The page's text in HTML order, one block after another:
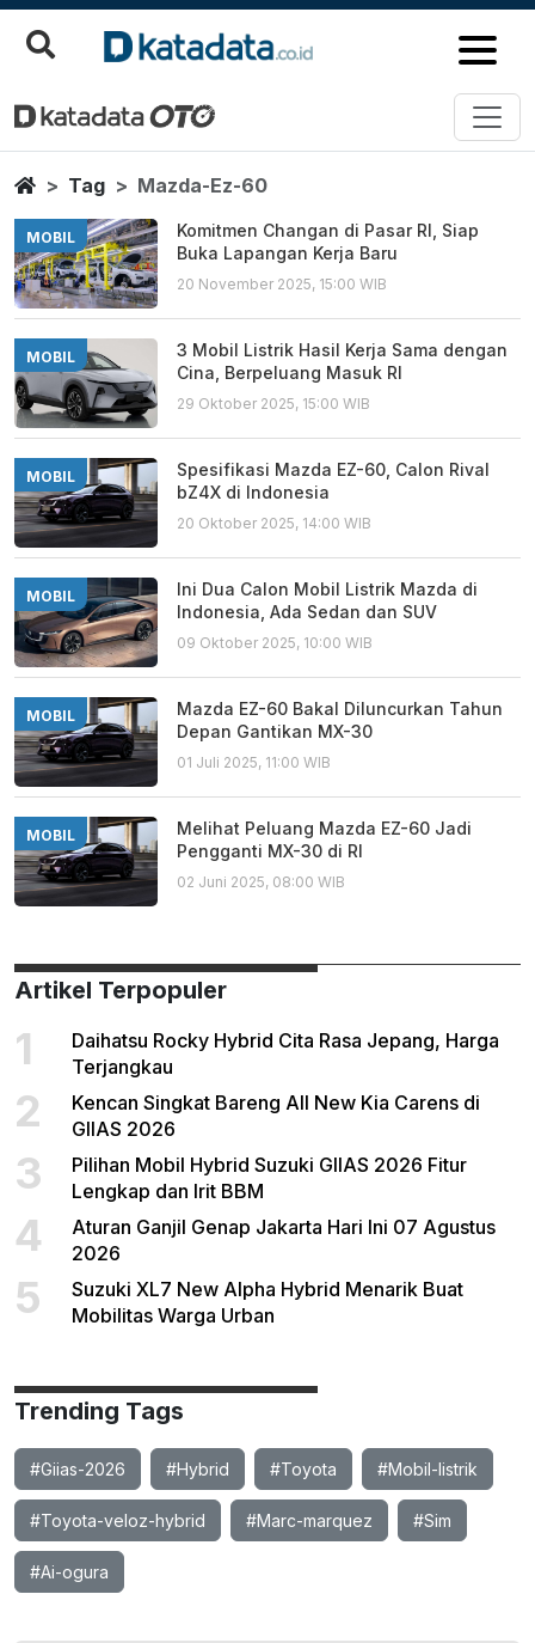
Mazda Ez 60
Berita Terbaru
HomeTag Mazda-Ez-60
MOBIL
Komitmen Changan di Pasar RI, Siap
Buka Lapangan Kerja Baru
20 November 2025, 15:00 WIB
MOBIL
3 Mobil Listrik Hasil Kerja Sama dengan
Cina, Berpeluang Masuk RI
29 Oktober 2025, 15:00 WIB
MOBIL
Spesifikasi Mazda EZ-60, Calon Rival
bZ4X di Indonesia
20 Oktober 2025, 14:00 WIB
MOBIL
Ini Dua Calon Mobil Listrik Mazda di
Indonesia, Ada Sedan dan SUV
09 Oktober 2025, 10:00 WIB
MOBIL
Mazda EZ-60 Bakal Diluncurkan Tahun
Depan Gantikan MX-30
01 Juli 2025, 11:00 WIB
MOBIL
Melihat Peluang Mazda EZ-60 Jadi
Pengganti MX-30 di RI
02 Juni 2025, 08:00 WIB
Artikel Terpopuler
1
Daihatsu Rocky Hybrid Cita Rasa Jepang, Harga
Terjangkau
2
Kencan Singkat Bareng All New Kia Carens di
GIIAS 2026
3
Pilihan Mobil Hybrid Suzuki GIIAS 2026 Fitur
Lengkap dan Irit BBM
4
Aturan Ganjil Genap Jakarta Hari Ini 07 Agustus
2026
5
Suzuki XL7 New Alpha Hybrid Menarik Buat
Mobilitas Warga Urban
Trending Tags
#Giias-2026 #Hybrid #Toyota #Mobil-listrik
#Toyota-veloz-hybrid #Marc-marquez #Sim
#Ai-ogura